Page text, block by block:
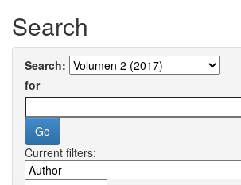
Search
Search:
for
Current filters: